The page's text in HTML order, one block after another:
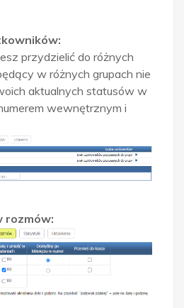
przydzielić do różnych
w różnych grupach nie
aktualnych statusów w
wewnętrznym i
rozmów: